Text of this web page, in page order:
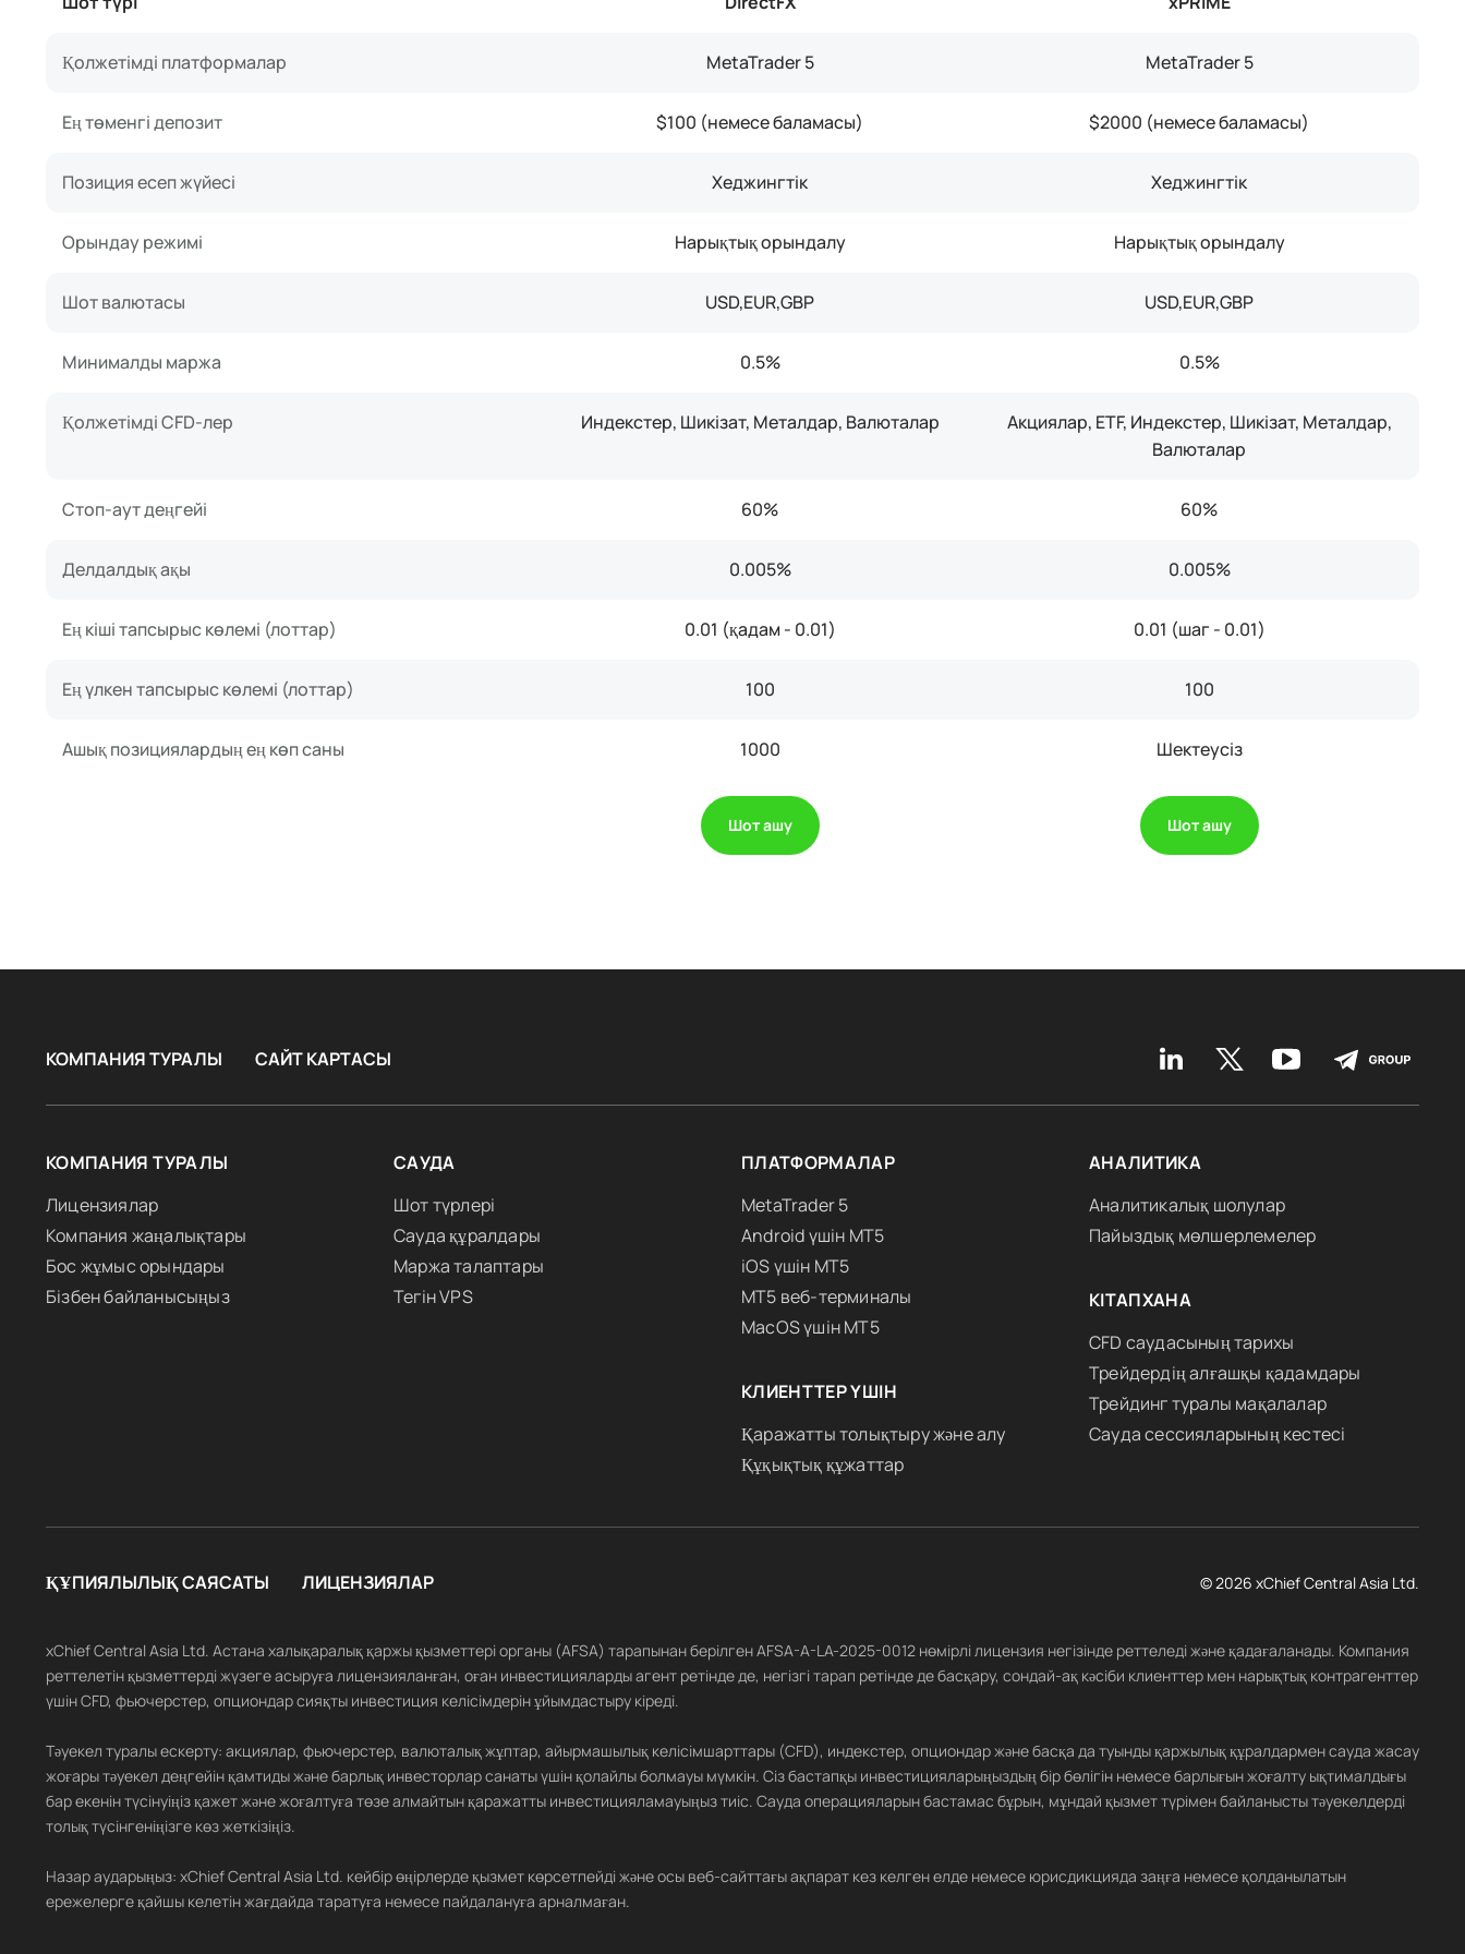
Қолжетімді платформалар MetaTrader 5 MetaTrader 5
Ең төменгі депозит $100 (немесе баламасы) $2000 (немесе баламасы)
Позиция есеп жүйесі Хеджингтік Хеджингтік
Орындау режимі Нарықтық орындалу Нарықтық орындалу
Шот валютасы USD,EUR,GBP USD,EUR,GBP
Минималды маржа 0.5% 0.5%
Қолжетімді CFD-лер Индекстер, Шикізат, Металдар, Валюталар
Акциялар, ETF, Индекстер, Шикізат, Металдар,
Валюталар
Стоп-аут деңгейі 60% 60%
Делдалдық ақы 0.005% 0.005%
Ең кіші тапсырыс көлемі (лоттар) 0.01 (қадам - 0.01) 0.01 (шаг - 0.01)
Ең үлкен тапсырыс көлемі (лоттар) 100 100
Ашық позициялардың ең көп саны 1000 Шектеусіз
Шот ашу Шот ашу
КОМПАНИЯ ТУРАЛЫ САЙТ КАРТАСЫ
КОМПАНИЯ ТУРАЛЫ
Лицензиялар
Компания жаңалықтары
Бос жұмыс орындары
Бізбен байланысыңыз
САУДА
Шот түрлері
Сауда құралдары
Маржа талаптары
Тегін VPS
ПЛАТФОРМАЛАР
MetaTrader 5
Android үшін MT5
iOS үшін MT5
MT5 веб-терминалы
MacOS үшін MT5
КЛИЕНТТЕР ҮШІН
Қаражатты толықтыру және алу
Құқықтық құжаттар
АНАЛИТИКА
Аналитикалық шолулар
Пайыздық мөлшерлемелер
КІТАПХАНА
CFD саудасының тарихы
Трейдердің алғашқы қадамдары
Трейдинг туралы мақалалар
Сауда сессияларының кестесі
ҚҰПИЯЛЫЛЫҚ САЯСАТЫ ЛИЦЕНЗИЯЛАР © 2026 xChief Central Asia Ltd.
xChief Central Asia Ltd. Астана халықаралық қаржы қызметтері органы (AFSA) тарапынан берілген AFSA-A-LA-2025-0012 нөмірлі лицензия негізінде реттеледі және қадағаланады. Компания
реттелетін қызметтерді жүзеге асыруға лицензияланған, оған инвестицияларды агент ретінде де, негізгі тарап ретінде де басқару, сондай-ақ кәсіби клиенттер мен нарықтық контрагенттер
үшін CFD, фьючерстер, опциондар сияқты инвестиция келісімдерін ұйымдастыру кіреді.
Тәуекел туралы ескерту: акциялар, фьючерстер, валюталық жұптар, айырмашылық келісімшарттары (CFD), индекстер, опциондар және басқа да туынды қаржылық құралдармен сауда жасау
жоғары тәуекел деңгейін қамтиды және барлық инвесторлар санаты үшін қолайлы болмауы мүмкін. Сіз бастапқы инвестицияларыңыздың бір бөлігін немесе барлығын жоғалту ықтималдығы
бар екенін түсінуіңіз қажет және жоғалтуға төзе алмайтын қаражатты инвестицияламауыңыз тиіс. Сауда операцияларын бастамас бұрын, мұндай қызмет түрімен байланысты тәуекелдерді
толық түсінгеніңізге көз жеткізіңіз.
Назар аударыңыз: xChief Central Asia Ltd. кейбір өңірлерде қызмет көрсетпейді және осы веб-сайттағы ақпарат кез келген елде немесе юрисдикцияда заңға немесе қолданылатын
ережелерге қайшы келетін жағдайда таратуға немесе пайдалануға арналмаған.